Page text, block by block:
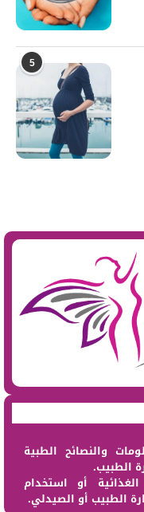
5
والنصائح الطبية
الطبيب.
أو استخدام
الطبيب أو الصيدلي.